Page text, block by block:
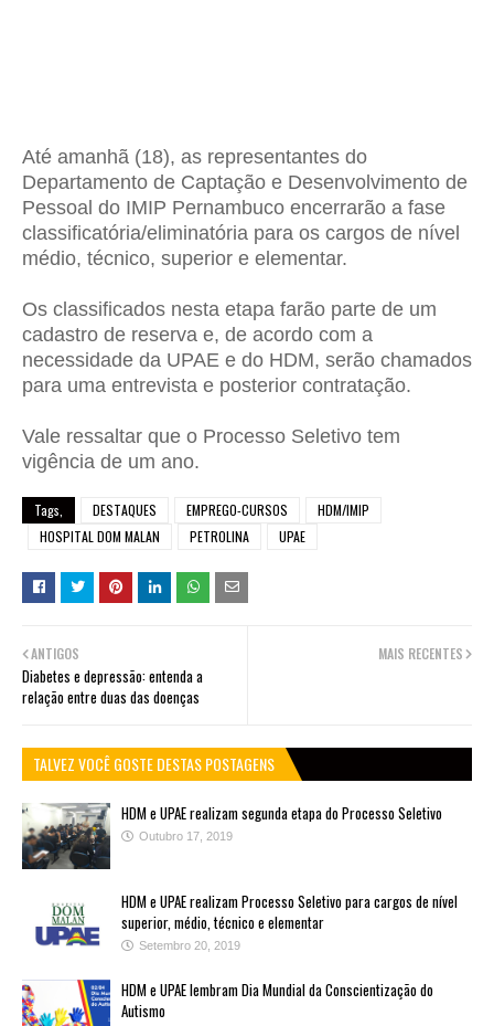
Até amanhã (18), as representantes do
Departamento de Captação e Desenvolvimento de
Pessoal do IMIP Pernambuco encerrarão a fase
classificatória/eliminatória para os cargos de nível
médio, técnico, superior e elementar.
Os classificados nesta etapa farão parte de um
cadastro de reserva e, de acordo com a
necessidade da UPAE e do HDM, serão chamados
para uma entrevista e posterior contratação.
Vale ressaltar que o Processo Seletivo tem
vigência de um ano.
Tags, DESTAQUES EMPREGO-CURSOS
HDM/IMIP
HOSPITAL DOM MALAN
PETROLINA UPAE
MAIS RECENTES
ANTIGOS
Diabetes e depressão: entenda a
relação entre duas das doenças
TALVEZ VOCÊ GOSTE DESTAS POSTAGENS
HDM e UPAE realizam segunda etapa do Processo Seletivo
Outubro 17, 2019
HDM e UPAE realizam Processo Seletivo para cargos de nível
superior, médio, técnico e elementar
Setembro 20, 2019
HDM e UPAE lembram Dia Mundial da Conscientização do
Autismo